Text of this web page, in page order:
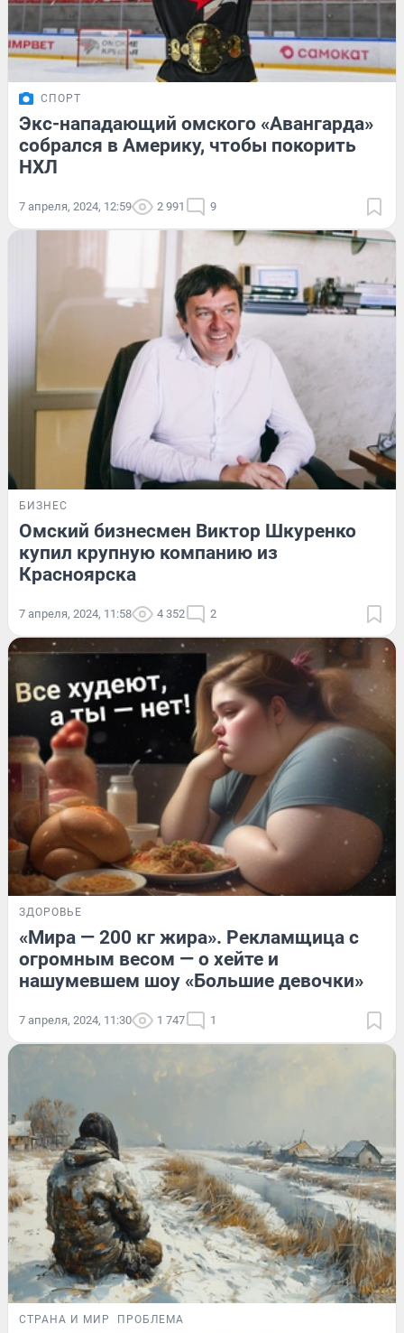
СПОРТ
Экс-нападающий омского «Авангарда»
собрался в Америку, чтобы покорить
НХЛ
7 апреля, 2024, 12:59 2 991 9
БИЗНЕС
Омский бизнесмен Виктор Шкуренко
купил крупную компанию из
Красноярска
7 апреля, 2024, 11:58 4 352 2
ЗДОРОВЬЕ
«Мира — 200 кг жира». Рекламщица с
огромным весом — о хейте и
нашумевшем шоу «Большие девочки»
7 апреля, 2024, 11:30 1 747 1
СТРАНА И МИР ПРОБЛЕМА